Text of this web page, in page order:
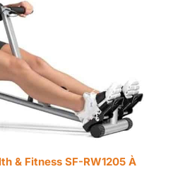
& Fitness SF-RW1205 À